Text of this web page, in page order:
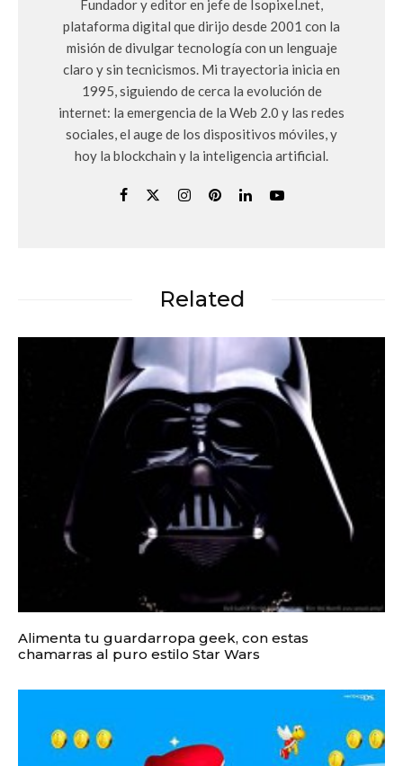
Fundador y editor en jefe de Isopixel.net,
plataforma digital que dirijo desde 2001 con la
misión de divulgar tecnología con un lenguaje
claro y sin tecnicismos. Mi trayectoria inicia en
1995, siguiendo de cerca la evolución de
internet: la emergencia de la Web 2.0 y las redes
sociales, el auge de los dispositivos móviles, y
hoy la blockchain y la inteligencia artificial.
Related
Alimenta tu guardarropa geek, con estas
chamarras al puro estilo Star Wars